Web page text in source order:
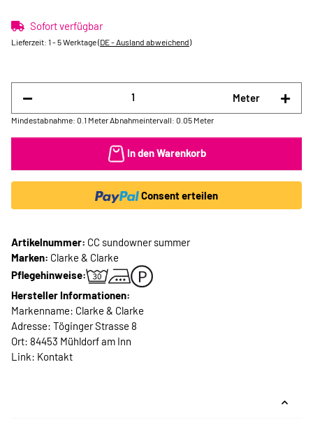
Sofort verfügbar
Lieferzeit: 1 - 5 Werktage(DE - Ausland abweichend)
Meter
Mindestabnahme: 0.1 Meter Abnahmeintervall: 0.05 Meter
In den Warenkorb
Consent erteilen
Artikelnummer: CC sundowner summer
Marken: Clarke & Clarke
Pflegehinweise:
Hersteller Informationen:
Markenname: Clarke & Clarke
Adresse: Töginger Strasse 8
Ort: 84453 Mühldorf am Inn
Link: Kontakt